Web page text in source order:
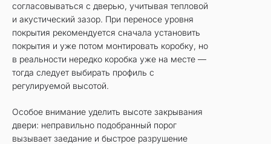
согласовываться с дверью, учитывая тепловой
и акустический зазор. При переносе уровня
покрытия рекомендуется сначала установить
покрытия и уже потом монтировать коробку, но
в реальности нередко коробка уже на месте —
тогда следует выбирать профиль с
регулируемой высотой.
Особое внимание уделить высоте закрывания
двери: неправильно подобранный порог
вызывает заедание и быстрое разрушение